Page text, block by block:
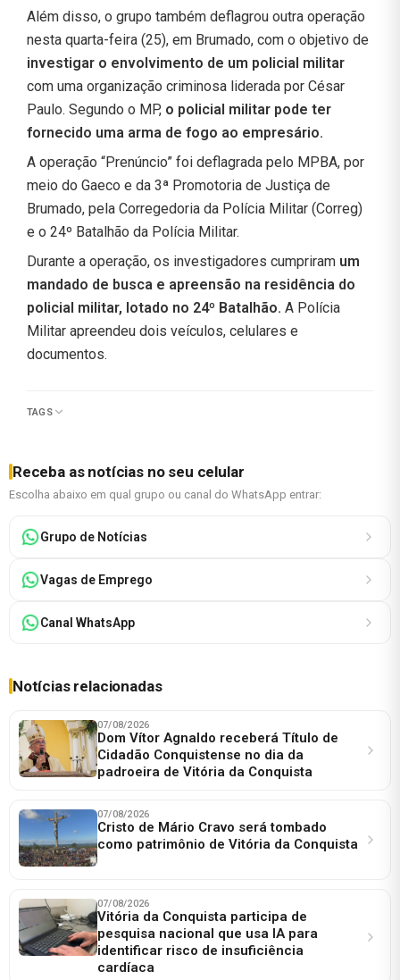
Além disso, o grupo também deflagrou outra operação
nesta quarta-feira (25), em Brumado, com o objetivo de
investigar o envolvimento de um policial militar
com uma organização criminosa liderada por César
Paulo. Segundo o MP, o policial militar pode ter
fornecido uma arma de fogo ao empresário.
A operação “Prenúncio” foi deflagrada pelo MPBA, por
meio do Gaeco e da 3ª Promotoria de Justiça de
Brumado, pela Corregedoria da Polícia Militar (Correg)
e o 24º Batalhão da Polícia Militar.
Durante a operação, os investigadores cumpriram um
mandado de busca e apreensão na residência do
policial militar, lotado no 24º Batalhão. A Polícia
Militar apreendeu dois veículos, celulares e
documentos.
TAGS
Receba as notícias no seu celular
Escolha abaixo em qual grupo ou canal do WhatsApp entrar:
Grupo de Notícias
Vagas de Emprego
Canal WhatsApp
Notícias relacionadas
07/08/2026
Dom Vítor Agnaldo receberá Título de
Cidadão Conquistense no dia da
padroeira de Vitória da Conquista
07/08/2026
Cristo de Mário Cravo será tombado
como patrimônio de Vitória da Conquista
07/08/2026
Vitória da Conquista participa de
pesquisa nacional que usa IA para
identificar risco de insuficiência
cardíaca